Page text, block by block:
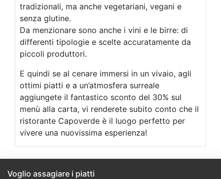
tradizionali, ma anche vegetariani, vegani e
senza glutine.
Da menzionare sono anche i vini e le birre: di
differenti tipologie e scelte accuratamente da
piccoli produttori.
E quindi se al cenare immersi in un vivaio, agli
ottimi piatti e a un’atmosfera surreale
aggiungete il fantastico sconto del 30% sul
menù alla carta, vi renderete subito conto che il
ristorante Capoverde è il luogo perfetto per
vivere una nuovissima esperienza!
Voglio assagiare i piatti